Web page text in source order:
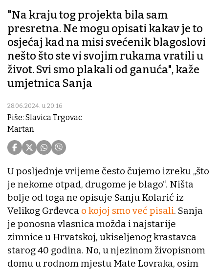
"Na kraju tog projekta bila sam
presretna. Ne mogu opisati kakav je to
osjećaj kad na misi svećenik blagoslovi
nešto što ste vi svojim rukama vratili u
život. Svi smo plakali od ganuća", kaže
umjetnica Sanja
28.06.2024. u 20:16
Piše: Slavica Trgovac
Martan
U posljednje vrijeme često čujemo izreku „što
je nekome otpad, drugome je blago“. Ništa
bolje od toga ne opisuje Sanju Kolarić iz
Velikog Grđevca o kojoj smo već pisali. Sanja
je ponosna vlasnica možda i najstarije
zimnice u Hrvatskoj, ukiseljenog krastavca
starog 40 godina. No, u njezinom živopisnom
domu u rodnom mjestu Mate Lovraka, osim